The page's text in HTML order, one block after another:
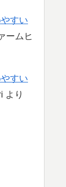
すい
ームヒ
すい
より